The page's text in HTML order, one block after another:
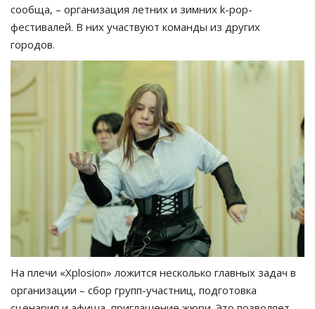
сообща, – организация летних и зимних k-pop-
фестивалей. В них участвуют команды из других
городов.
На плечи «Xplosion» ложится несколько главных задач в
организации – сбор групп-участниц, подготовка